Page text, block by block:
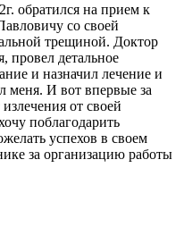
обратился на прием к
со своей
трещиной. Доктор
провел детальное
и назначил лечение и
меня. И вот впервые за
от своей
поблагодарить
успехов в своем
за организацию работы